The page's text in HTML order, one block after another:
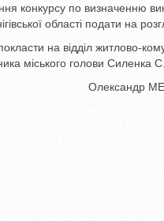
конкурсу по визначенню
області подати на
на відділ житлово-
міського голови Силенка